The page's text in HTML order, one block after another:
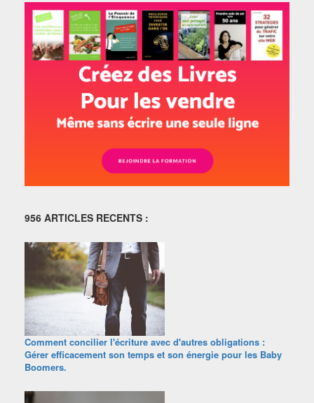
956 ARTICLES RECENTS :
Comment concilier l'écriture avec d'autres obligations :
Gérer efficacement son temps et son énergie pour les Baby
Boomers.